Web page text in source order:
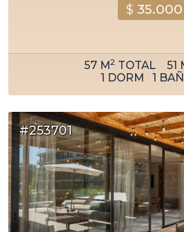
$ 35.000
57 M2 TOTAL 51
1 DORM 1
#253701